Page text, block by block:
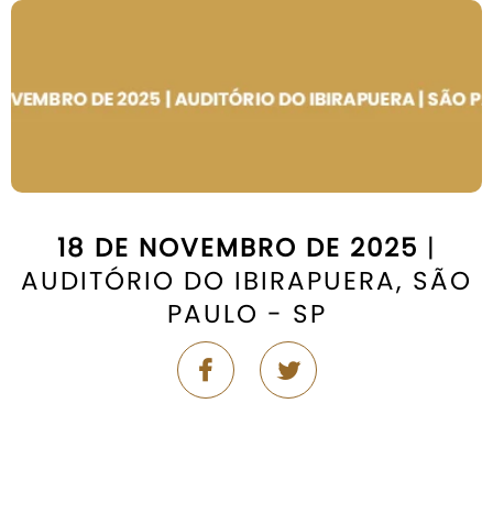
18 DE NOVEMBRO DE 2025 |
AUDITÓRIO DO IBIRAPUERA, SÃO
PAULO - SP